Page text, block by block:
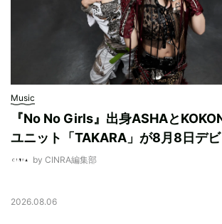
Music
『No No Girls』出身ASHAと
ユニット「TAKARA」が8月8日デ
by CINRA編集部
2026.08.06